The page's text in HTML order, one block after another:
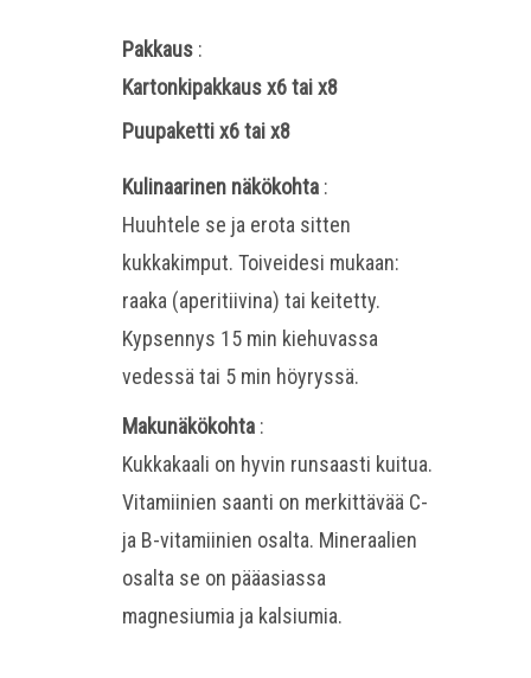
Pakkaus :
Kartonkipakkaus x6 tai x8
Puupaketti x6 tai x8
Kulinaarinen näkökohta :
Huuhtele se ja erota sitten
kukkakimput. Toiveidesi mukaan:
raaka (aperitiivina) tai keitetty.
Kypsennys 15 min kiehuvassa
vedessä tai 5 min höyryssä.
Makunäkökohta :
Kukkakaali on hyvin runsaasti kuitua.
Vitamiinien saanti on merkittävää C-
ja B-vitamiinien osalta. Mineraalien
osalta se on pääasiassa
magnesiumia ja kalsiumia.